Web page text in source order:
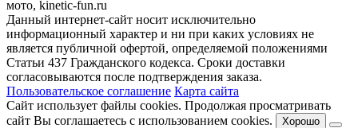
мото, kinetic-fun.ru
Данный интернет-сайт носит исключительно
информационный характер и ни при каких условиях не
является публичной офертой, определяемой положениями
Статьи 437 Гражданского кодекса. Сроки доставки
согласовываются после подтверждения заказа.
Пользовательское соглашение Карта сайта
Сайт использует файлы cookies. Продолжая просматривать
сайт Вы соглашаетесь с использованием cookies.
Хорошо